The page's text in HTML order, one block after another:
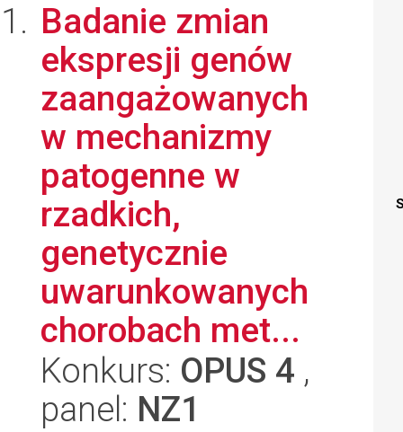
Badanie zmian
ekspresji genów
zaangażowanych
w mechanizmy
patogenne w
rzadkich,
genetycznie
uwarunkowanych
chorobach met...
Konkurs: OPUS 4 ,
panel: NZ1